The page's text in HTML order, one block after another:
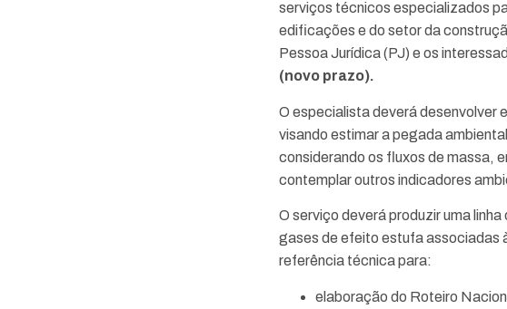
serviços técnicos especializados
edificações e do setor da
Pessoa Jurídica (PJ) e os
(novo prazo).
O especialista deverá desenvolver
visando estimar a pegada
considerando os fluxos de massa,
contemplar outros indicadores
O serviço deverá produzir uma linha
gases de efeito estufa associadas
referência técnica para:
elaboração do Roteiro